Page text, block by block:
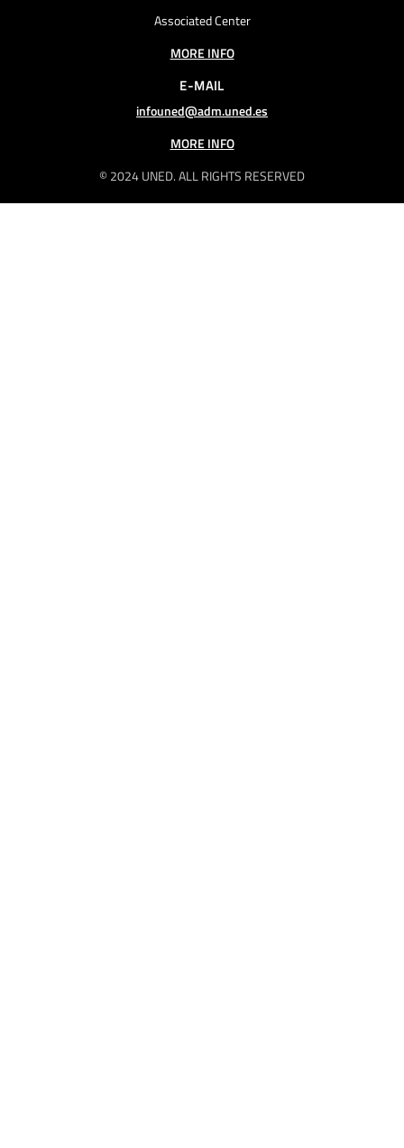
© 2024 UNED. ALL RIGHTS RESERVED
Associated Center
MORE INFO
E-MAIL
infouned@adm.uned.es
MORE INFO